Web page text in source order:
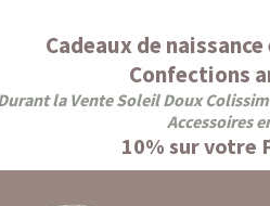
Cadeaux de
Confections
la Vente Soleil Doux
Accessoires
10% sur votre